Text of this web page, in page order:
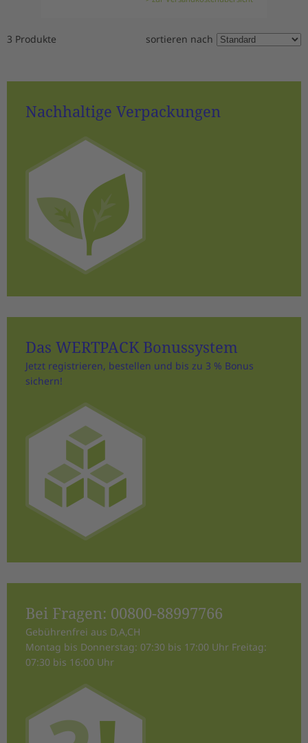
3 Produkte sortieren nach
Nachhaltige Verpackungen
Das WERTPACK Bonussystem
Jetzt registrieren, bestellen und bis zu 3 % Bonus
sichern!
Bei Fragen: 00800-88997766
Gebührenfrei aus D,A,CH
Montag bis Donnerstag: 07:30 bis 17:00 Uhr Freitag:
07:30 bis 16:00 Uhr